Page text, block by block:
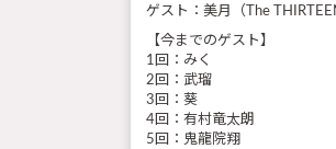
ゲスト：美月（The
【今までのゲスト】
1回：みく
2回：武瑠
3回：葵
4回：有村竜太朗
5回：鬼龍院翔